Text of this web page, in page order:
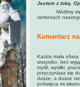
Jestem z tobą.
Módlmy
ramionach
Komentarz
Każda mała
wszystko, bez
myśli, wysiłki,
przyczyniasz się
dusze, a dusze
poświęca mi